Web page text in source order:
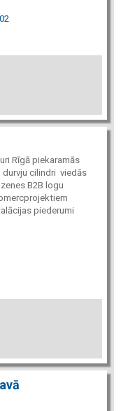
Rīgā piekaramās
cilindri viedās
B2B logu
piederumi